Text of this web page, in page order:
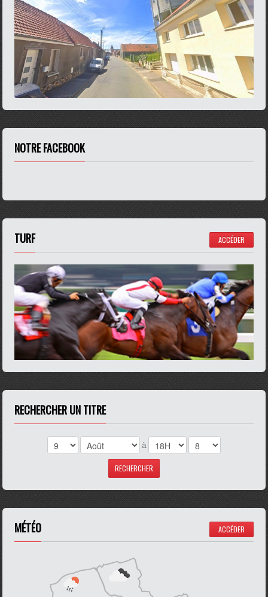
NOTRE FACEBOOK
TURF ACCÉDER
RECHERCHER UN TITRE
à
MÉTÉO ACCÉDER